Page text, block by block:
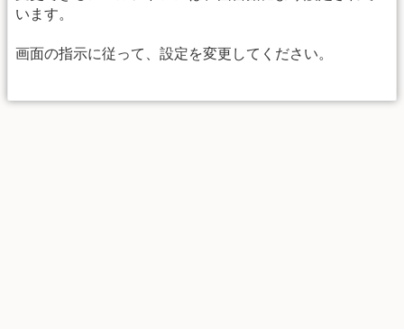
います。
画面の指示に従って、設定を変更してください。